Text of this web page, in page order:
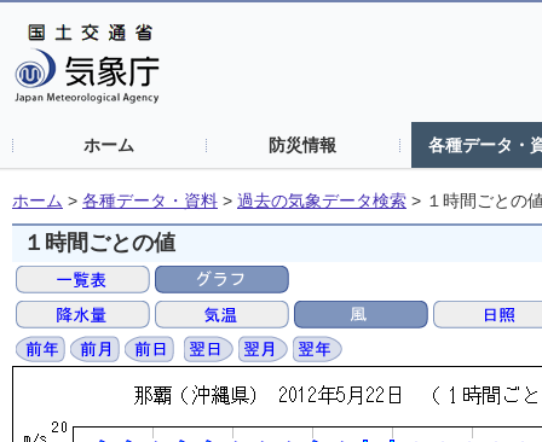
ホーム 防災情報 各種データ・
ホーム > 各種データ・資料 > 過去の気象データ検索 > １時間ごとの
１時間ごとの値